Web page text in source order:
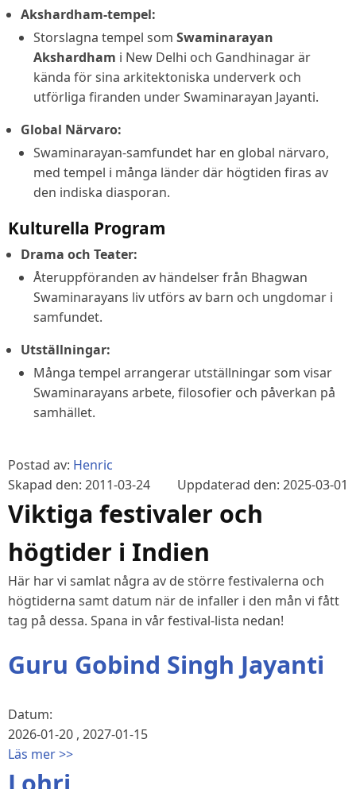
Akshardham-tempel:
Storslagna tempel som Swaminarayan
Akshardham i New Delhi och Gandhinagar är
kända för sina arkitektoniska underverk och
utförliga firanden under Swaminarayan Jayanti.
Global Närvaro:
Swaminarayan-samfundet har en global närvaro,
med tempel i många länder där högtiden firas av
den indiska diasporan.
Kulturella Program
Drama och Teater:
Återuppföranden av händelser från Bhagwan
Swaminarayans liv utförs av barn och ungdomar i
samfundet.
Utställningar:
Många tempel arrangerar utställningar som visar
Swaminarayans arbete, filosofier och påverkan på
samhället.
Postad av: Henric
Skapad den: 2011-03-24
Uppdaterad den: 2025-03-01
Viktiga festivaler och
högtider i Indien
Här har vi samlat några av de större festivalerna och
högtiderna samt datum när de infaller i den mån vi fått
tag på dessa. Spana in vår festival-lista nedan!
Guru Gobind Singh Jayanti
Datum:
2026-01-20 , 2027-01-15
Läs mer >>